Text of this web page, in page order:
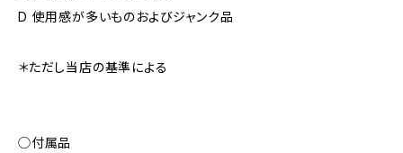
D 使用感が多いものおよびジャンク品
＊ただし当店の基準による
◯付属品